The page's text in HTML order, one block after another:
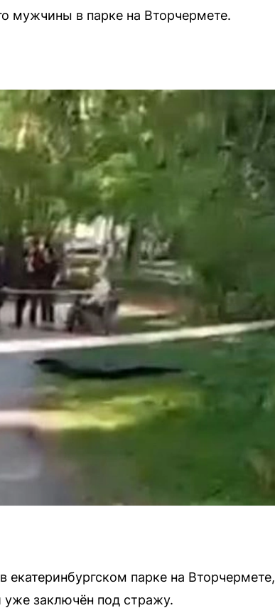
мужчины в парке на Вторчермете.
парке на Вторчермете,
заключён под стражу.